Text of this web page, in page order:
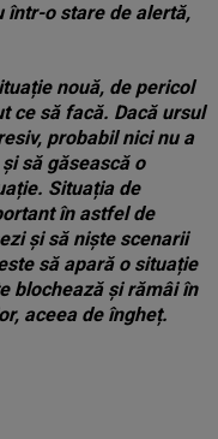
într-o stare de alertă,
nouă, de pericol
ce să facă. Dacă ursul
probabil nici nu a
să găsească o
Situația de
în astfel de
și să niște scenarii
să apară o situație
blochează și rămâi în
aceea de îngheț.